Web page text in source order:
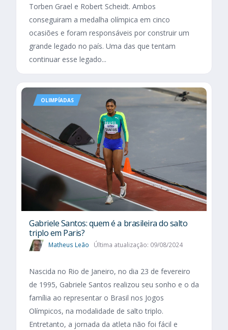
Torben Grael e Robert Scheidt. Ambos
conseguiram a medalha olímpica em cinco
ocasiões e foram responsáveis por construir um
grande legado no país. Uma das que tentam
continuar esse legado...
OLIMPÍADAS
Gabriele Santos: quem é a brasileira do salto
triplo em Paris?
Matheus Leão Última atualização: 09/08/2024
Nascida no Rio de Janeiro, no dia 23 de fevereiro
de 1995, Gabriele Santos realizou seu sonho e o da
família ao representar o Brasil nos Jogos
Olímpicos, na modalidade de salto triplo.
Entretanto, a jornada da atleta não foi fácil e